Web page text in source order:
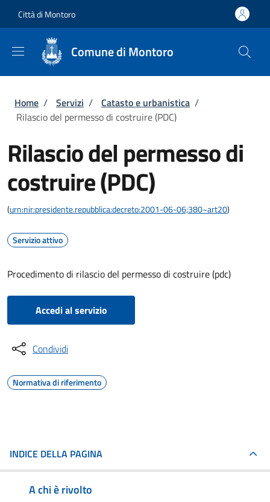
Città di Montoro
Comune di Montoro
Briciole di pane
Home / Servizi / Catasto e urbanistica /
Rilascio del permesso di costruire (PDC)
Rilascio del permesso di
costruire (PDC)
(urn:nir:presidente.repubblica:decreto:2001-06-06;380~art20)
Servizio attivo
Procedimento di rilascio del permesso di costruire (pdc)
Accedi al servizio
Condividi
Normativa di riferimento
INDICE DELLA PAGINA
A chi è rivolto